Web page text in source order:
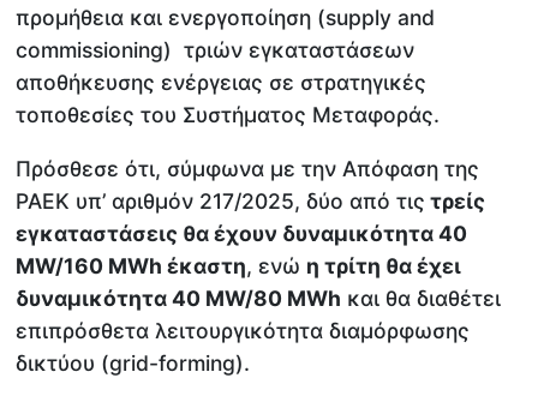
προμήθεια και ενεργοποίηση (supply and
commissioning) τριών εγκαταστάσεων
αποθήκευσης ενέργειας σε στρατηγικές
τοποθεσίες του Συστήματος Μεταφοράς.
Πρόσθεσε ότι, σύμφωνα με την Απόφαση της
ΡΑΕΚ υπ’ αριθμόν 217/2025, δύο από τις τρείς
εγκαταστάσεις θα έχουν δυναμικότητα 40
MW/160 MWh έκαστη, ενώ η τρίτη θα έχει
δυναμικότητα 40 MW/80 MWh και θα διαθέτει
επιπρόσθετα λειτουργικότητα διαμόρφωσης
δικτύου (grid-forming).